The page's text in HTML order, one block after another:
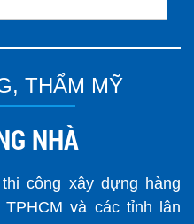
THẨM MỸ
NHÀ
công xây dựng hàng
và các tỉnh lân